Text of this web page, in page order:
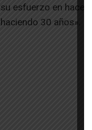
su esfuerzo en hacer
haciendo 30 años».